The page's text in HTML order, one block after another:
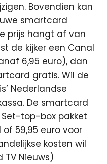
Bovendien kan
smartcard
prijs hangt af van
de kijker een Canal
6,95 euro), dan
gratis. Wil de
Nederlandse
De smartcard
top-box pakket
59,95 euro voor
kosten wil
TV Nieuws)